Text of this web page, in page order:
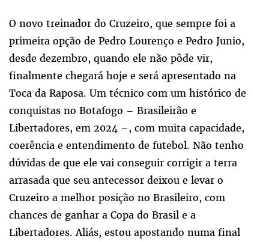
O novo treinador do Cruzeiro, que sempre foi a
primeira opção de Pedro Lourenço e Pedro Junio,
desde dezembro, quando ele não pôde vir,
finalmente chegará hoje e será apresentado na
Toca da Raposa. Um técnico com um histórico de
conquistas no Botafogo – Brasileirão e
Libertadores, em 2024 –, com muita capacidade,
coerência e entendimento de futebol. Não tenho
dúvidas de que ele vai conseguir corrigir a terra
arrasada que seu antecessor deixou e levar o
Cruzeiro a melhor posição no Brasileiro, com
chances de ganhar a Copa do Brasil e a
Libertadores. Aliás, estou apostando numa final